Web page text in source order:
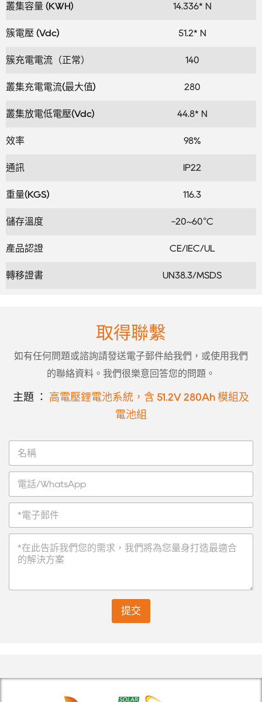
叢集容量 (KWH) 14.336* N
簇電壓 (Vdc) 51.2* N
簇充電電流（正常） 140
叢集充電電流(最大值) 280
叢集放電低電壓(Vdc) 44.8* N
效率 98%
通訊 IP22
重量(KGS) 116.3
儲存溫度 -20~60°C
產品認證 CE/IEC/UL
轉移證書 UN38.3/MSDS
取得聯繫
如有任何問題或諮詢請發送電子郵件給我們，或使用我們
的聯絡資料。我們很樂意回答您的問題。
主題 ： 高電壓鋰電池系統，含 51.2V 280Ah 模組及
電池組
/
a
p
郵
提交